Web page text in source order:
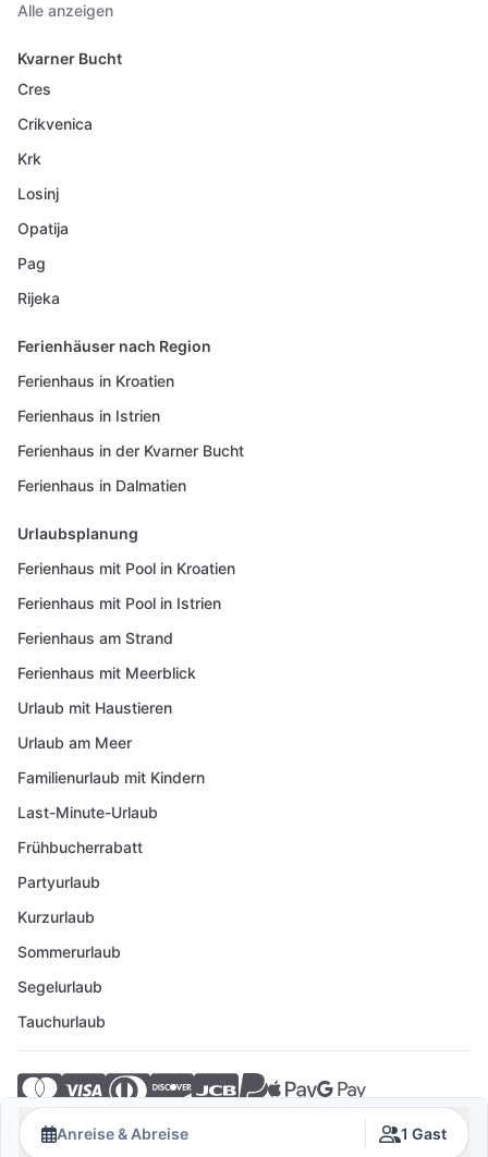
Anreise & Abreise 1 Gast
Alle anzeigen
Kvarner Bucht
Cres
Crikvenica
Krk
Losinj
Opatija
Pag
Rijeka
Ferienhäuser nach Region
Ferienhaus in Kroatien
Ferienhaus in Istrien
Ferienhaus in der Kvarner Bucht
Ferienhaus in Dalmatien
Urlaubsplanung
Ferienhaus mit Pool in Kroatien
Ferienhaus mit Pool in Istrien
Ferienhaus am Strand
Ferienhaus mit Meerblick
Urlaub mit Haustieren
Urlaub am Meer
Familienurlaub mit Kindern
Last-Minute-Urlaub
Frühbucherrabatt
Partyurlaub
Kurzurlaub
Sommerurlaub
Segelurlaub
Tauchurlaub
© 2026 Crovillas GmbH